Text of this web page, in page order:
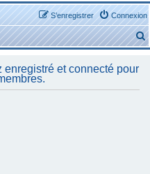
Connexion
S’enregistrer
e
enregistré et connecté pour